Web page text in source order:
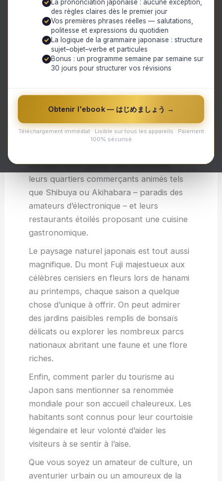
La prononciation japonaise : aucune exception,
des règles claires dès le premier jour
Vos premières phrases réelles — salutations,
politesse et expressions du quotidien
La logique de la grammaire japonaise : structure
sujet–objet–verbe et particules
Bonus : un programme semaine par semaine sur
30 jours pour structurer vos révisions
Obtenir l'ebook — はじめましょう →
Téléchargement immédiat · Lisible sur tous les appareils · Paiement
100% sécurisé
anciens, ses jardins zen et ses festivals
colorés. Les villes historiques telles que
Kyoto offrent aux visiteurs la possibilité
d’explorer des lieux chargés d’histoire, où
l’on peut découvrir la voie du thé ou
dans un temple bouddhiste.
D’un autre côté, le Japon est également à
la pointe de la technologie et offre une
expérience urbaine futuriste. Des
ciel avec leurs gratte-ciels imposants,
leurs quartiers commerçants animés tels
que Shibuya ou Akihabara – paradis des
amateurs d’électronique – et leurs
restaurants étoilés proposant une cuisine
gastronomique.
Le paysage naturel japonais est tout aussi
magnifique. Du mont Fuji majestueux aux
célèbres cerisiers en fleurs lors de hanami
au printemps, chaque saison a quelque
chose d’unique à offrir. On peut admirer
des jardins paisibles remplis de bonsaïs
délicats ou explorer les nombreux parcs
nationaux abritant une faune et une flore
riches.
Enfin, comment parler du tourisme au
Japon sans mentionner sa renommée
mondiale pour son accueil chaleureux. Les
habitants sont connus pour leur courtoisie
légendaire et leur volonté d’aider les
visiteurs à se sentir à l’aise.
Que vous soyez un amateur de culture, un
aventurier urbain ou un amoureux de la